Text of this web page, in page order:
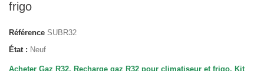
frigo
Référence SUBR32
État : Neuf
Acheter Gaz R32, Recharge gaz R32 pour climatiseur et frigo, Kit